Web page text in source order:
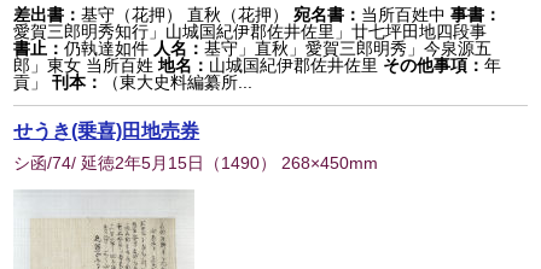
差出書：基守（花押） 直秋（花押） 宛名書： 当所百姓中 事書：
愛賀三郎明秀知行」山城国紀伊郡佐井佐里」廿七坪田地四段事
書止：仍執達如件 人名：基守」直秋」愛賀三郎明秀」今泉源五
郎」東女 当所百姓 地名： 山城国紀伊郡佐井佐里 その他事項：年
貢」刊本： （東大史料編纂所...
せうき(乗喜)田地売券
シ函/74/ 延徳2年5月15日 （1490） 268×450mm